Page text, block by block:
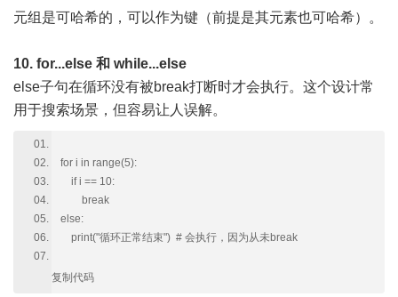
元组是可哈希的，可以作为键（前提是其元素也可哈希）。
10. for...else 和 while...else
else子句在循环没有被break打断时才会执行。这个设计常
用于搜索场景，但容易让人误解。
for i in range(5):
if i == 10:
break
else:
print("循环正常结束") # 会执行，因为从未break
复制代码